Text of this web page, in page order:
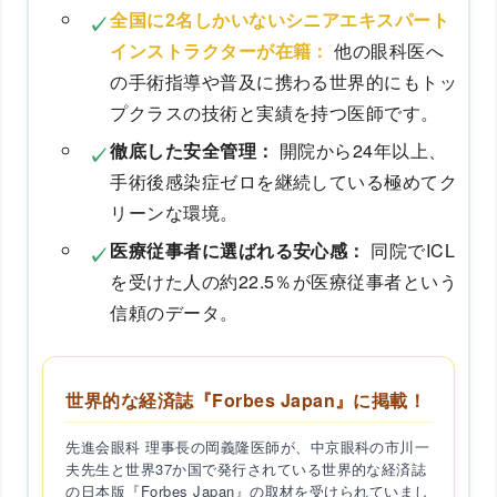
全国に2名しかいないシニアエキスパート
インストラクターが在籍： 他の眼科医へ
の手術指導や普及に携わる世界的にもトッ
プクラスの技術と実績を持つ医師です。
徹底した安全管理： 開院から24年以上、
手術後感染症ゼロを継続している極めてク
リーンな環境。
医療従事者に選ばれる安心感： 同院でICL
を受けた人の約22.5％が医療従事者という
信頼のデータ。
世界的な経済誌『Forbes Japan』に掲載！
先進会眼科 理事長の岡義隆医師が、中京眼科の市川一
夫先生と世界37か国で発行されている世界的な経済誌
の日本版『Forbes Japan』の取材を受けられていまし